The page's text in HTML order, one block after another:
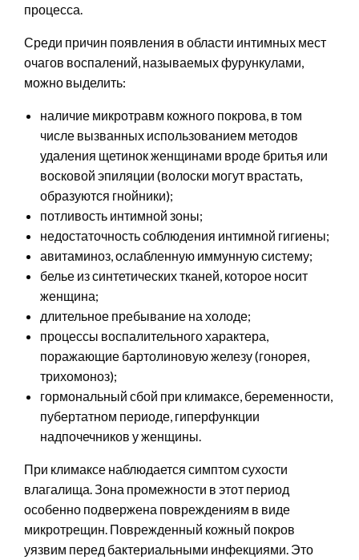
процесса.
Среди причин появления в области интимных мест
очагов воспалений, называемых фурункулами,
можно выделить:
наличие микротравм кожного покрова, в том
числе вызванных использованием методов
удаления щетинок женщинами вроде бритья или
восковой эпиляции (волоски могут врастать,
образуются гнойники);
потливость интимной зоны;
недостаточность соблюдения интимной гигиены;
авитаминоз, ослабленную иммунную систему;
белье из синтетических тканей, которое носит
женщина;
длительное пребывание на холоде;
процессы воспалительного характера,
поражающие бартолиновую железу (гонорея,
трихомоноз);
гормональный сбой при климаксе, беременности,
пубертатном периоде, гиперфункции
надпочечников у женщины.
При климаксе наблюдается симптом сухости
влагалища. Зона промежности в этот период
особенно подвержена повреждениям в виде
микротрещин. Поврежденный кожный покров
уязвим перед бактериальными инфекциями. Это